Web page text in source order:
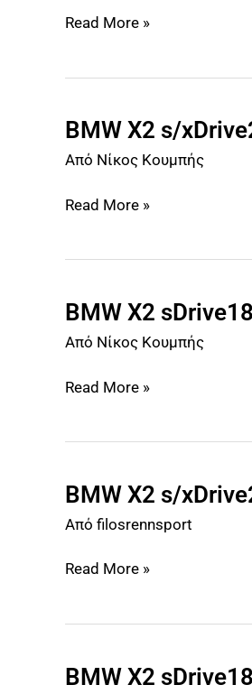
Read More »
BMW X2 s/
Από Νίκος Κουμπής
BMW
s/xDrive20i
Read More »
BMW X2
Από Νίκος Κουμπής
BMW
sDrive18i
136HP
Read More »
BMW X2 s/
Από filosrennsport
BMW
s/xDrive20d
Read More »
BMW X2
BMW